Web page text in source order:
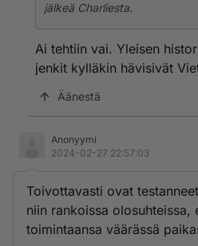
jälkeä Charliesta.
Ai tehtiin vai. Yleisen
jenkit kylläkin hävisivät
Äänestä
Anonyymi
2024-02-27 22:57:03
Toivottavasti ovat
niin rankoissa olosuhteissa,
toimintaansa väärässä